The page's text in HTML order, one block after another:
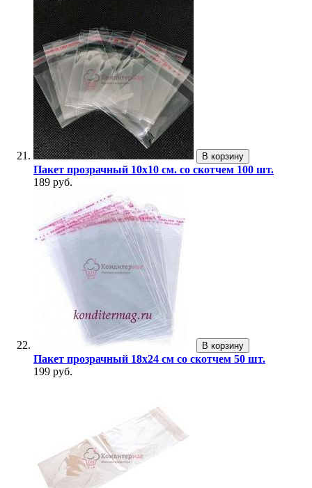
В корзину
Пакет прозрачный 10х10 см. со скотчем 100 шт.
189 руб.
В корзину
Пакет прозрачный 18х24 см со скотчем 50 шт.
199 руб.